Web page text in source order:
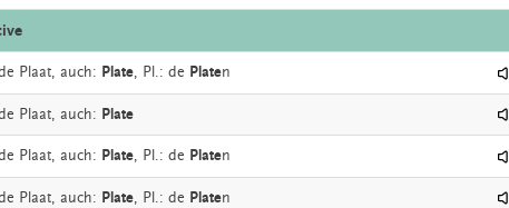
Plaat, auch: Plate, Pl.: de Platen
Plaat, auch: Plate
Plaat, auch: Plate, Pl.: de Platen
Plaat, auch: Plate, Pl.: de Platen